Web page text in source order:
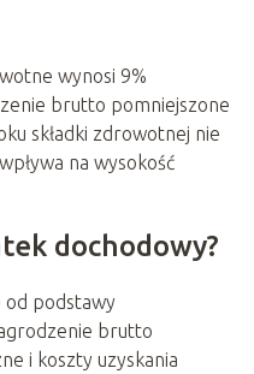
wynosi 9%
brutto pomniejszone
składki zdrowotnej nie
na wysokość
dochodowy?
od podstawy
brutto
i koszty uzyskania